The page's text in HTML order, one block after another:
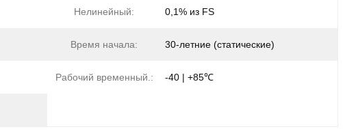
Нелинейный: 0,1% из FS
Время начала: 30-летние (статические)
Рабочий временный.: -40 | +85℃